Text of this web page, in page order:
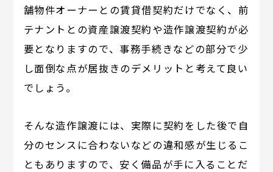
舗物件オーナーとの賃貸借契約だけでなく、前
テナントとの資産譲渡契約や造作譲渡契約が必
要となりますので、事務手続きなどの部分で少
し面倒な点が居抜きのデメリットと考えて良い
でしょう。
そんな造作譲渡には、実際に契約をした後で自
分のセンスに合わないなどの違和感が生じるこ
ともありますので、安く備品が手に入ることだ